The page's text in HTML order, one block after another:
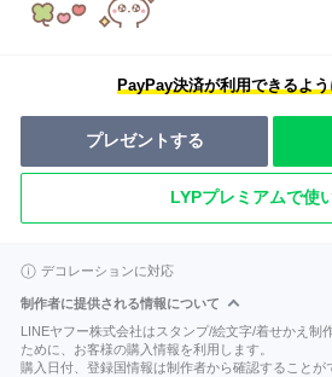
PayPay決済が利用できるよ
プレゼントする
LYPプレミアムで使
デコレーションに対応
制作者に提供される情報について
LINEヤフー株式会社はスタンプ/絵文字/着せかえ制
ために、お客様の購入情報を利用します。
購入日付、登録国情報は制作者から確認すること